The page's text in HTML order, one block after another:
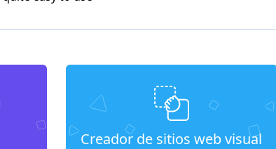
Creador de sitios web visual